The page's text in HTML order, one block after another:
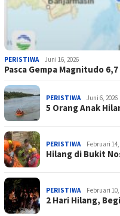
PERISTIWA Juni 16, 2026
Pasca Gempa Magnitudo
PERISTIWA Juni 6, 2026
5 Orang Anak
PERISTIWA Februari 14,
Hilang di Bukit
PERISTIWA Februari 10,
2 Hari Hilang,